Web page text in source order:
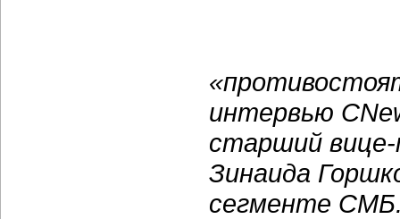
интервью
старший вице-
Зинаида
сегменте